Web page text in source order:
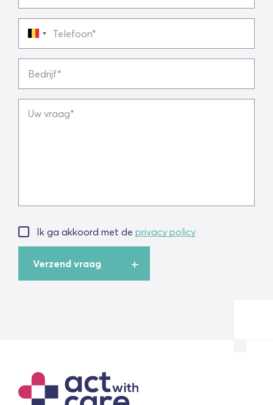
mail
Telefoon
Bedrijf
Uw
Ik ga akkoord met de privacy policy